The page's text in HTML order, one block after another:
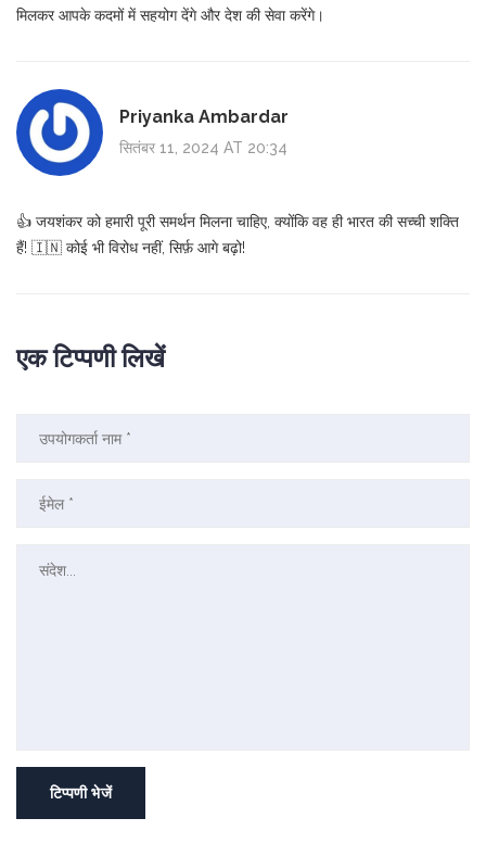
मिलकर आपके कदमों में सहयोग देंगे और देश की सेवा करेंगे।
Priyanka Ambardar
सितंबर 11, 2024 AT 20:34
👍 जयशंकर को हमारी पूरी समर्थन मिलना चाहिए, क्योंकि वह ही भारत की सच्ची शक्ति
हैं! 🇮🇳 कोई भी विरोध नहीं, सिर्फ़ आगे बढ़ो!
एक टिप्पणी लिखें
टिप्पणी भेजें